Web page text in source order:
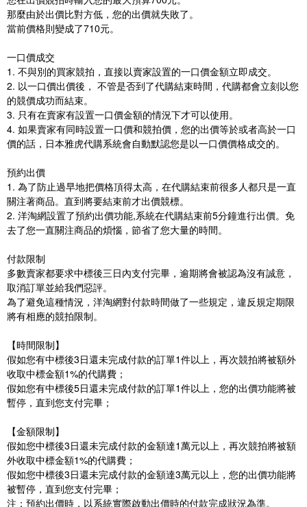
那麼由於出價比對方低，您的出價就失敗了。
當前價格則變成了710元。
一口價成交
1. 不與別的買家競拍，直接以賣家設置的一口價金額立即成交。
2. 以一口價出價後， 不管是否到了代購結束時間，代購都會立刻以您
的競價成功而結束。
3. 只有在賣家有設置一口價金額的情況下才可以使用。
4. 如果賣家有同時設置一口價和競拍價，您的出價等於或者高於一口
價的話，日本雅虎代購系統會自動默認您是以一口價價格成交的。
預約出價
1. 為了防止過早地把價格頂得太高，在代購結束前很多人都只是一直
關注著商品。直到將要結束前才出價競標。
2. 洋淘網設置了預約出價功能,系統在代購結束前5分鐘進行出價。免
去了您一直關注商品的煩惱，節省了您大量的時間。
付款限制
多數賣家都要求中標後三日內支付完畢，逾期將會被認為沒有誠意，
取消訂單並給我們惡評。
為了避免這種情況，洋淘網對付款時間做了一些規定，違反規定期限
將有相應的競拍限制。
【時間限制】
假如您有中標後3日還未完成付款的訂單1件以上，再次競拍將被額外
收取中標金額1%的代購費；
假如您有中標後5日還未完成付款的訂單1件以上，您的出價功能將被
暫停，直到您支付完畢；
【金額限制】
假如您中標後3日還未完成付款的金額達1萬元以上，再次競拍將被額
外收取中標金額1%的代購費；
假如您中標後3日還未完成付款的金額達3萬元以上，您的出價功能將
被暫停，直到您支付完畢；
注：預約出價時，以系統實際啟動出價時的付款完成狀況為準。